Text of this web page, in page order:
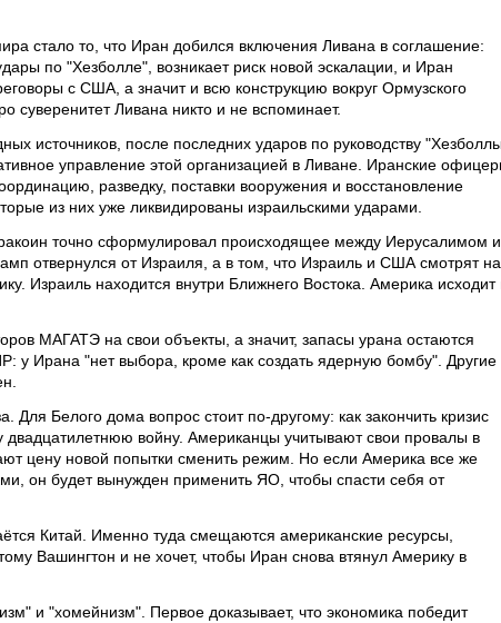
стало то, что Иран добился включения Ливана в соглашение:
по "Хезболле", возникает риск новой эскалации, и Иран
с США, а значит и всю конструкцию вокруг Ормузского
суверенитет Ливана никто и не вспоминает.
источников, после последних ударов по руководству
управление этой организацией в Ливане. Иранские
разведку, поставки вооружения и восстановление
из них уже ликвидированы израильскими ударами.
точно сформулировал происходящее между Иерусалимом и
отвернулся от Израиля, а в том, что Израиль и США смотрят на
Израиль находится внутри Ближнего Востока. Америка исходит
МАГАТЭ на свои объекты, а значит, запасы урана остаются
у Ирана "нет выбора, кроме как создать ядерную бомбу". Другие
Для Белого дома вопрос стоит по-другому: как закончить кризис
двадцатилетнюю войну. Американцы учитывают свои провалы в
цену новой попытки сменить режим. Но если Америка все же
он будет вынужден применить ЯО, чтобы спасти себя от
Китай. Именно туда смещаются американские ресурсы,
Вашингтон и не хочет, чтобы Иран снова втянул Америку в
и "хомейнизм". Первое доказывает, что экономика победит